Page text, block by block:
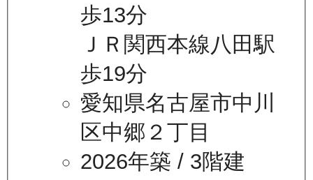
歩13分
ＪＲ関西本線八田駅
歩19分
愛知県名古屋市中川
区中郷２丁目
2026年築 / 3階建